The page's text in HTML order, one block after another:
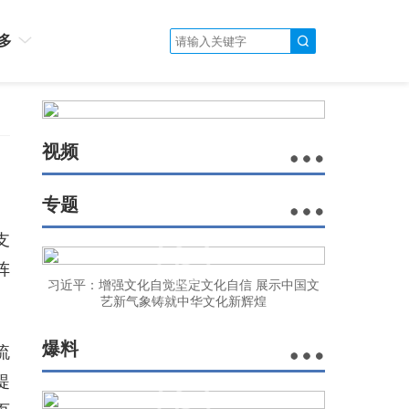
视频
专题
习近平：增强文化自觉坚定文化自信 展示中国文
艺新气象铸就中华文化新辉煌
爆料